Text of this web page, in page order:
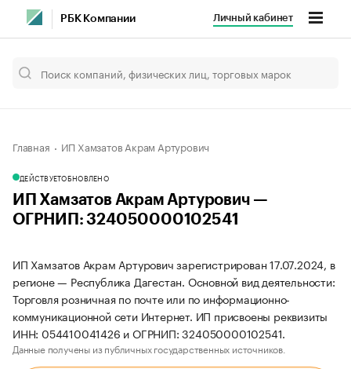
РБК Компании Личный кабинет
Главная ИП Хамзатов Акрам Артурович
ДЕЙСТВУЕТОБНОВЛЕНО
ИП Хамзатов Акрам Артурович —
ОГРНИП: 324050000102541
ИП Хамзатов Акрам Артурович зарегистрирован 17.07.2024, в
регионе — Республика Дагестан. Основной вид деятельности:
Торговля розничная по почте или по информационно-
коммуникационной сети Интернет. ИП присвоены реквизиты
ИНН: 054410041426 и ОГРНИП: 324050000102541.
Данные получены из публичных государственных источников.